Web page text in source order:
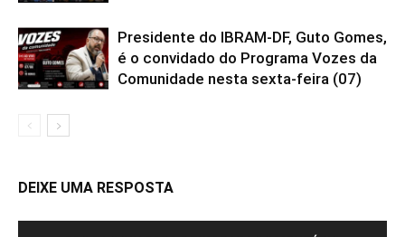
Presidente do IBRAM-DF, Guto Gomes,
é o convidado do Programa Vozes da
Comunidade nesta sexta-feira (07)
DEIXE UMA RESPOSTA